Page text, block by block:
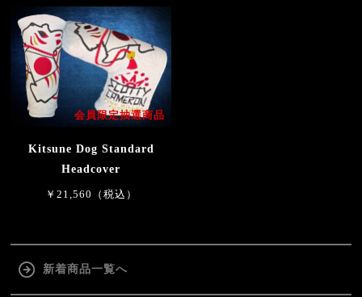
会員限定抽選商品
Kitsune Dog Standard
Headcover
￥21,560（税込）
新着商品一覧へ